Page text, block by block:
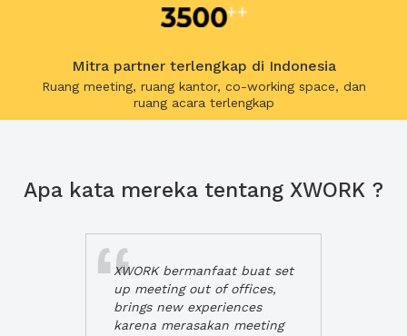
Mitra partner terlengkap di Indonesia
Ruang meeting, ruang kantor, co-working space, dan
ruang acara terlengkap
Apa kata mereka tentang XWORK ?
XWORK bermanfaat buat set
up meeting out of offices,
brings new experiences
karena merasakan meeting